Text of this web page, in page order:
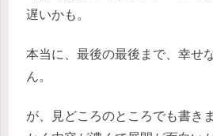
遅いかも。
本当に、最後の最後まで、幸せ
ん。
が、見どころのところでも書き